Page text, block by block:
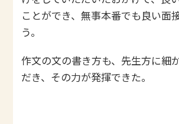
ことができ、無事本番でも良い面
う。
作文の文の書き方も、先生方に細
だき、その力が発揮できた。